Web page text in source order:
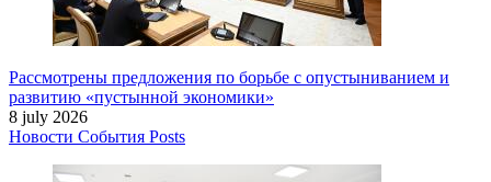
Рассмотрены предложения по борьбе с опустыниванием и
развитию «пустынной экономики»
8 july 2026
Новости События Posts